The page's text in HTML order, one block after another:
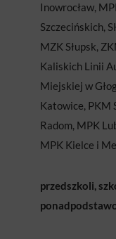
Inowrocław,
Szczecińskich,
MZK Słupsk,
Kaliskich Linii
Miejskiej w
Katowice, PKM
Radom, MPK
MPK Kielce i
przedszkoli,